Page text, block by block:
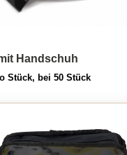
Handschuh
Stück, bei 50 Stück